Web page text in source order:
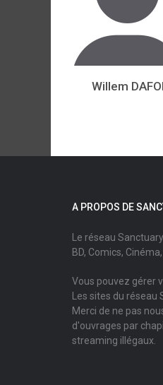
Willem
A PROPOS DE
Le réseau
BD, Comics,
Vous pouvez gérer
Les sites du
Merci de ne pas
d'ouvrages par
streaming illégaux.